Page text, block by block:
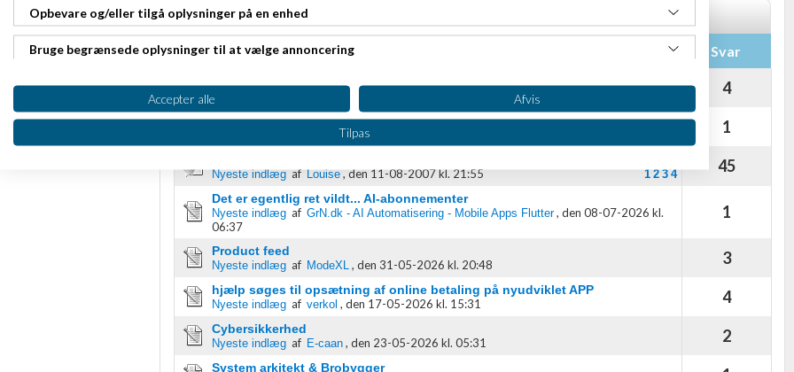
Teknik, hosting & e-handelsløsninger
Emner Svar
Nyeste indlæg 4
Digital ADR-assistent - Som AI SaaS-produkt
ModeXL ,den 02-08-2026 kl. 01:18 1
Nyeste indlægafLouise ,den 11-08-2007 kl. 21:55 1 2 3 4 45
Det er egentlig ret vildt... AI-abonnementer
Nyeste indlægaf GrN.dk - AI Automatisering - Mobile Apps Flutter , den 08-07-2026 kl.
06:37
1
Product feed
Nyeste indlægaf ModeXL , den 31-05-2026 kl. 20:48 3
hjælp søges til opsætning af online betaling på nyudviklet APP
Nyeste indlægaf verkol , den 17-05-2026 kl. 15:31 4
Cybersikkerhed
Nyeste indlægaf E-caan , den 23-05-2026 kl. 05:31 2
​System arkitekt & Brobygger
Opbevare og/eller tilgå oplysninger på en enhed
Bruge begrænsede oplysninger til at vælge annoncering
Oprette profiler til tilpasset annoncering
Bruge profiler til at vælge tilpasset annoncering
Bruge profiler til at vælge tilpasset indhold
Forstå målgrupper gennem statistikker eller kombinationer af oplysninger fra forskellige
Accepter alle Afvis
Tilpas